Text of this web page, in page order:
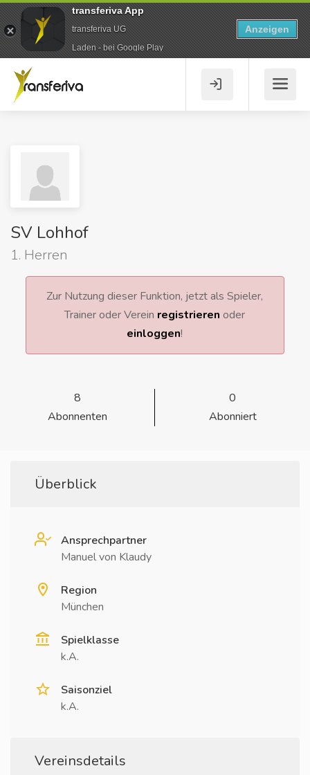
SV Lohhof
1. Herren
Zur Nutzung dieser Funktion, jetzt als Spieler,
Trainer oder Verein registrieren oder
einloggen!
8
Abonnenten
0
Abonniert
Überblick
Ansprechpartner
Manuel von Klaudy
Region
München
Spielklasse
k.A.
Saisonziel
k.A.
Vereinsdetails
transferiva App
transferiva UG
Laden - bei Google Play
Anzeigen